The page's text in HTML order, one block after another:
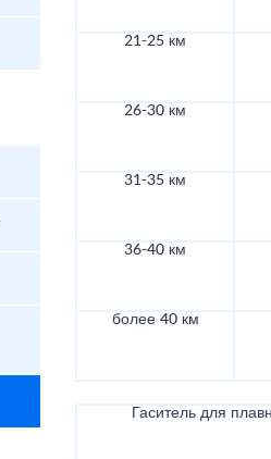
21-25 км
26-30 км
31-35 км
36-40 км
более 40 км
Гаситель для